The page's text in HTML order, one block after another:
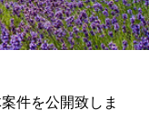
件を公開致しま